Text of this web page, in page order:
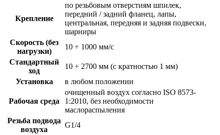
Крепление
по резьбовым отверстиям шпилек,
передний / задний фланец, лапы,
центральная, передняя и задняя подвески,
шарниры
Скорость (без
нагрузки)
10 ÷ 1000 мм/с
Стандартный
ход
10 ÷ 2700 мм (с кратностью 1 мм)
Установка
в любом положении
Рабочая среда
очищенный воздух согласно ISO 8573-
1:2010, без необходимости
маслораспыления
Резьба подвода
воздуха
G1/4